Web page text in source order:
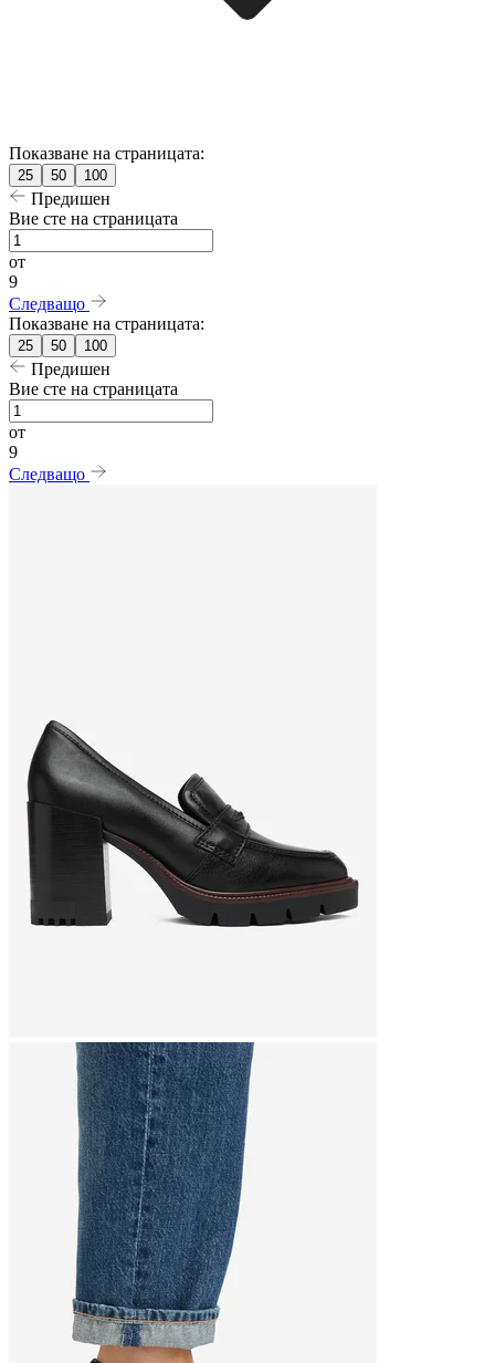
Показване на страницата:
25 50 100
Предишен
Вие сте на страницата
от
9
Следващо
Показване на страницата:
25 50 100
Предишен
Вие сте на страницата
от
9
Следващо